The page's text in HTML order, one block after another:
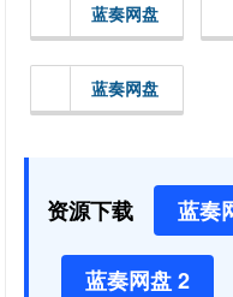
蓝奏网盘
蓝奏网盘
资源下载 蓝奏
蓝奏网盘 2